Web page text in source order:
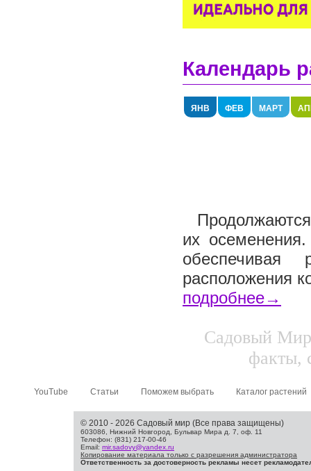
Календарь
ЯНВ ФЕВ МАРТ
их
обеспечивая
расположения
подробнее→
Садовый
факты,
YouTube Статьи Поможем выбрать Каталог растений
© 2010 - 2026 Садовый мир (Все права защищены)
603086, Нижний Новгород, Бульвар Мира д. 7, оф. 11
Телефон: (831) 217-00-46
Email: mir.sadovy@yandex.ru
Копирование материала только с разрешения администратора
Ответственность за достоверность рекламы несет